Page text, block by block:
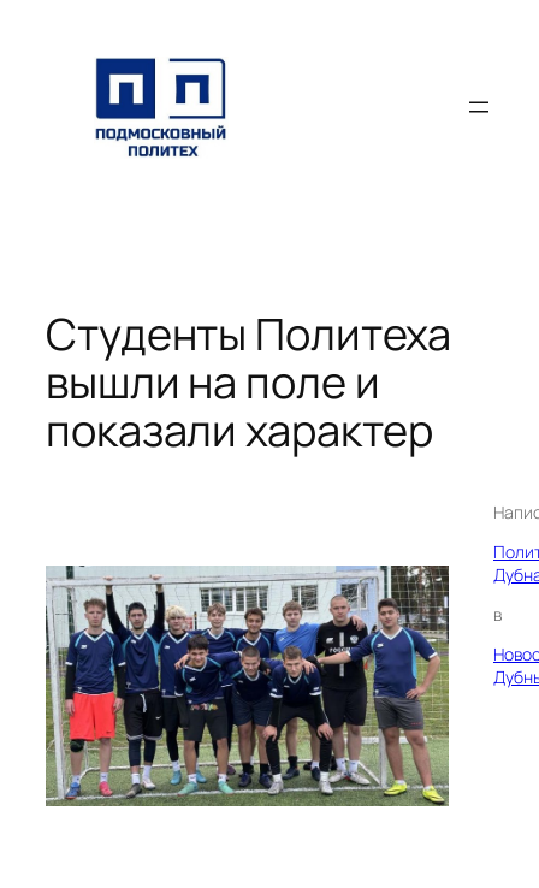
содержимому
Студенты Политеха
вышли на поле и
показали характер
в